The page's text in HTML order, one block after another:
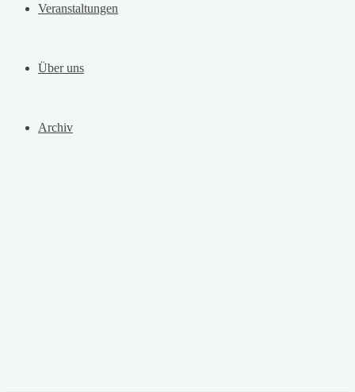
Veranstaltungen
Über uns
Archiv